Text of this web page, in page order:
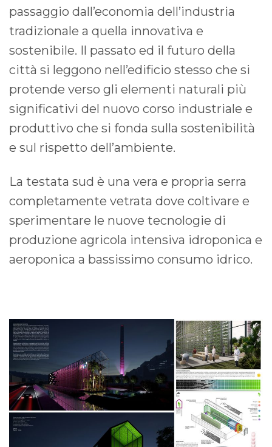
passaggio dall’economia dell’industria
tradizionale a quella innovativa e
sostenibile. Il passato ed il futuro della
città si leggono nell’edificio stesso che si
protende verso gli elementi naturali più
significativi del nuovo corso industriale e
produttivo che si fonda sulla sostenibilità
e sul rispetto dell’ambiente.
La testata sud è una vera e propria serra
completamente vetrata dove coltivare e
sperimentare le nuove tecnologie di
produzione agricola intensiva idroponica e
aeroponica a bassissimo consumo idrico.